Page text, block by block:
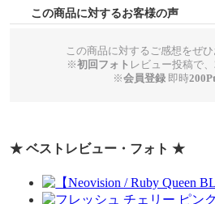
この商品に対するお客様の声
この商品に対するご感想をぜひ
※初回フォト レビュー投稿で、
※会員登録 即時200Pt
★ ベストレビュー・フォト ★